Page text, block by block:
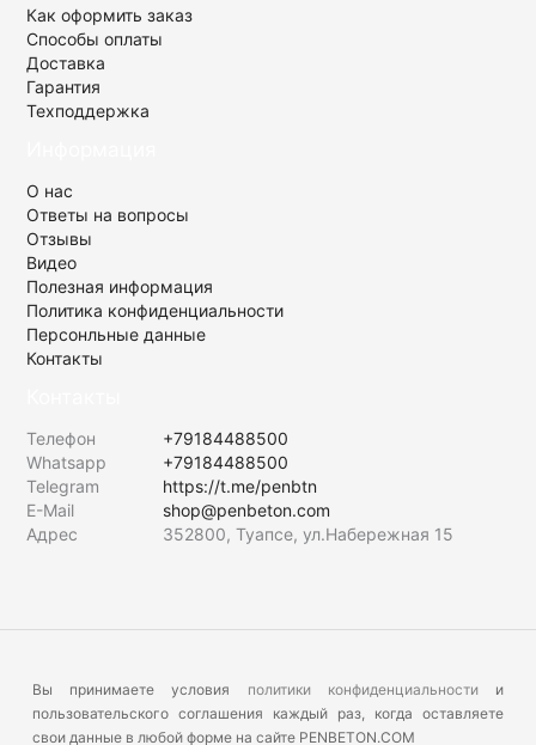
Как оформить заказ
Способы оплаты
Доставка
Гарантия
Техподдержка
О нас
Ответы на вопросы
Отзывы
Видео
Полезная информация
Политика конфиденциальности
Персонльные данные
Контакты
Телефон
+79184488500
Whatsapp
+79184488500
Telegram
https://t.me/penbtn
E-Mail
shop@penbeton.com
Адрес
352800, Туапсе, ул.Набережная 15
Вы принимаете условия политики конфиденциальностии
пользовательского соглашения каждый раз, когда оставляете
свои данные в любой форме на сайте PENBETON.COM